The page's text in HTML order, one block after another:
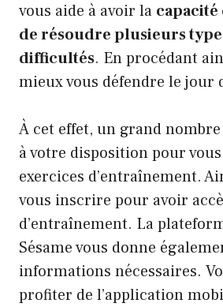
vous aide à avoir la
de résoudre plusieurs
difficultés. En procédant
mieux vous défendre le jour
À cet effet, un grand
à votre disposition pour
exercices d’entraînement.
vous inscrire pour avoir
d’entraînement. La
Sésame vous donne
informations nécessaires.
profiter de l’application